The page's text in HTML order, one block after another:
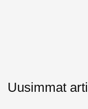
Uusimmat